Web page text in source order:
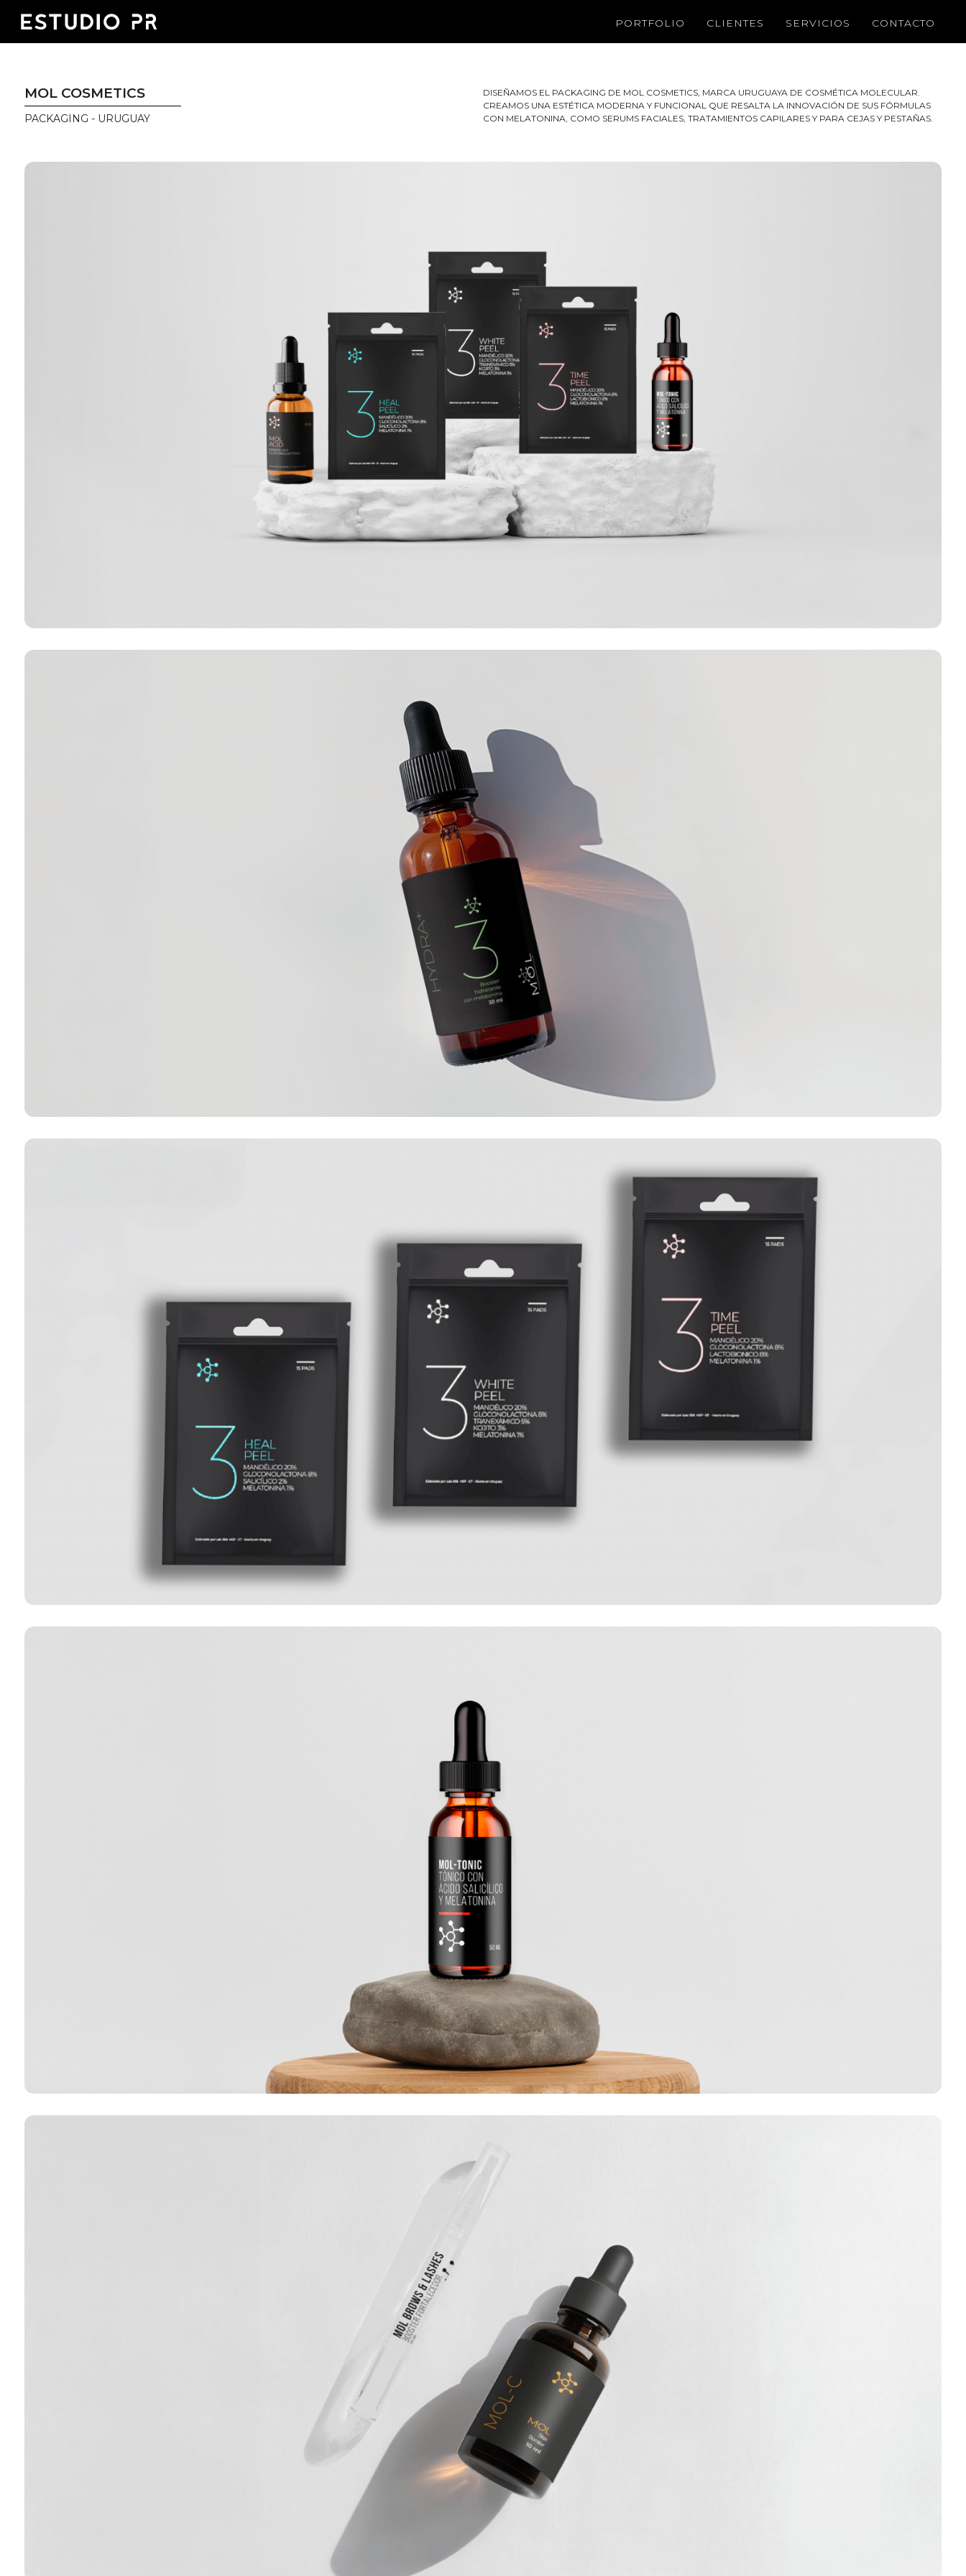
PORTFOLIO CLIENTES SERVICIOS CONTACTO
MOL COSMETICS
PACKAGING - URUGUAY
DISEÑAMOS EL PACKAGING DE MOL COSMETICS, MARCA URUGUAYA DE COSMÉTICA MOLECULAR.
CREAMOS UNA ESTÉTICA MODERNA Y FUNCIONAL QUE RESALTA LA INNOVACIÓN DE SUS FÓRMULAS
CON MELATONINA, COMO SERUMS FACIALES, TRATAMIENTOS CAPILARES Y PARA CEJAS Y PESTAÑAS.